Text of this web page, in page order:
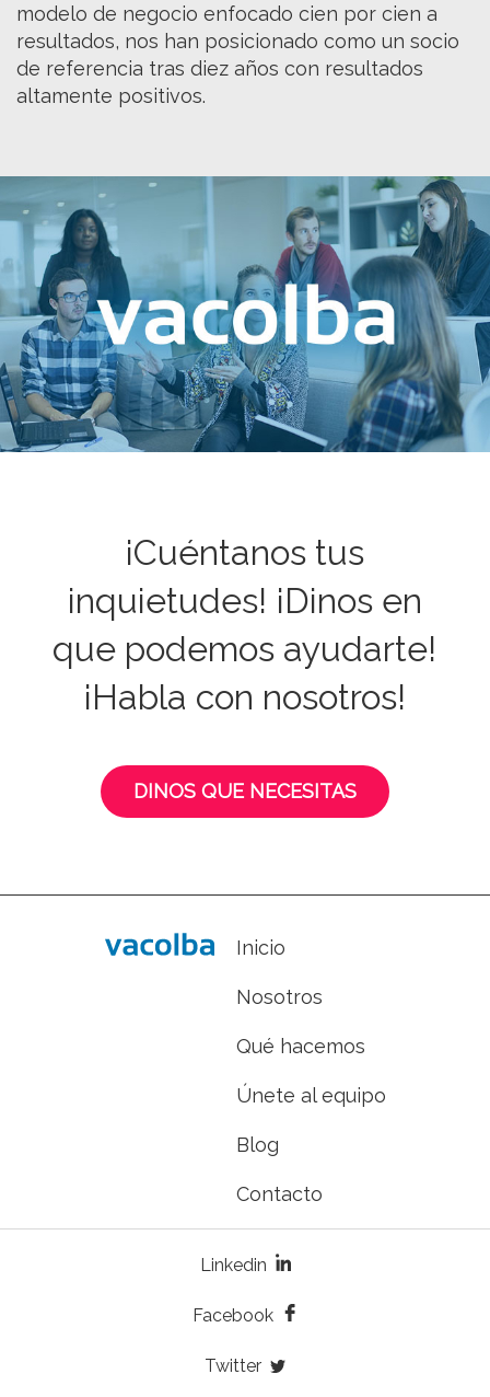
modelo de negocio enfocado cien por cien a
resultados, nos han posicionado como un socio
de referencia tras diez años con resultados
altamente positivos.
¡Cuéntanos tus
inquietudes! ¡Dinos en
que podemos ayudarte!
¡Habla con nosotros!
DINOS QUE NECESITAS
Teléfono
Inicio
Nosotros
Qué hacemos
Únete al equipo
Blog
Contacto
Linkedin
Facebook
Twitter